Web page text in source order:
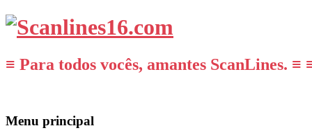
≡ Para todos vocês, amantes ScanLines. ≡
Menu principal